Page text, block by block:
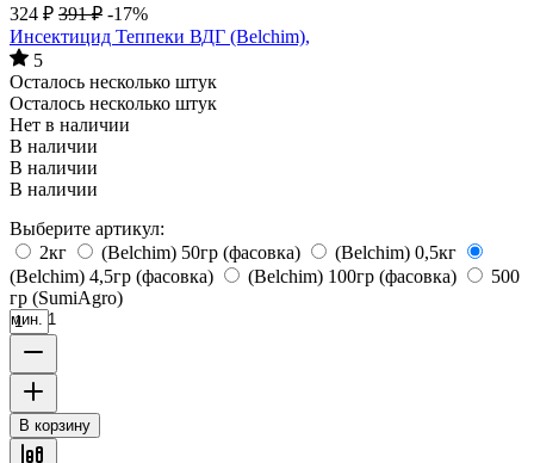
324 ₽ 391 ₽ -17%
Инсектицид Теппеки ВДГ (Belchim),
5
Осталось несколько штук
Осталось несколько штук
Нет в наличии
В наличии
В наличии
В наличии
Выберите артикул:
2кг
(Belchim) 50гр (фасовка)
(Belchim) 0,5кг
(Belchim) 4,5гр (фасовка)
(Belchim) 100гр (фасовка)
500
гр (SumiAgro)
мин. 1
В корзину